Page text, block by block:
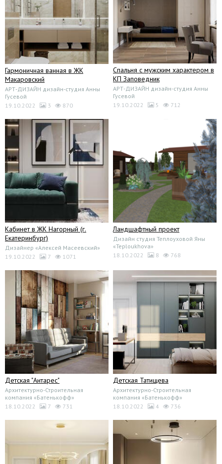
Гармоничная ванная в ЖК
Макаровский
АРТ-ДИЗАЙН дизайн-студия Анны
Гусевой
19.10.2022
3 870
Спальня с мужским характером в
КП Заповедник
АРТ-ДИЗАЙН дизайн-студия Анны
Гусевой
19.10.2022
5 712
Кабинет в ЖК Нагорный (г.
Екатеринбург)
Дизайнер «Алексей Масеевский»
19.10.2022
7 1071
Ландшафтный проект
Дизайн студия Теплоуховой Яны
«Teploukhova»
18.10.2022
8 768
Детская "Антарес"
Архитектурно-Строительная
компания «Батенькофф»
18.10.2022
7 731
Детская Татищева
Архитектурно-Строительная
компания «Батенькофф»
18.10.2022
4 736